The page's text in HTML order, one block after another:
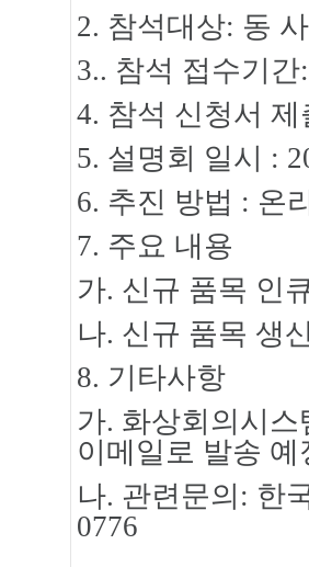
2. 참석대상: 동
3.. 참석 접수기간
4. 참석 신청서 제
5. 설명회 일시 :
6. 추진 방법 : 온
7. 주요 내용
가. 신규 품목 인
나. 신규 품목 생
8. 기타사항
가. 화상회의시스
이메일로 발송 예
나. 관련문의 : 한
0776